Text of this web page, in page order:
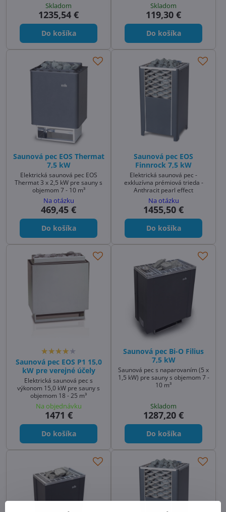
Skladom
1235,54 €
Do košíka
Skladom
119,30 €
Do košíka
Saunová pec EOS Thermat
7,5 kW
Elektrická saunová pec EOS
Thermat 3 x 2,5 kW pre sauny s
objemom 7 - 10 m³
Na otázku
469,45 €
Do košíka
Saunová pec EOS
Finnrock 7,5 kW
Elektrická saunová pec -
exkluzívna prémiová trieda -
Anthracit pearl effect
Na otázku
1455,50 €
Do košíka
Saunová pec EOS P1 15,0
kW pre verejné účely
Elektrická saunová pec s
výkonom 15,0 kW pre sauny s
objemom 18 - 25 m³
Na objednávku
1471 €
Do košíka
Saunová pec Bi-O Filius
7,5 kW
Saunová pec s naparovaním (5 x
1,5 kW) pre sauny s objemom 7 -
10 m³
Skladom
1287,20 €
Do košíka